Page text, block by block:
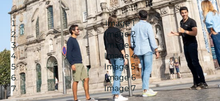
Image 1
Image 2
Image 3
Image 4
Image 5
Image 6
Image 7